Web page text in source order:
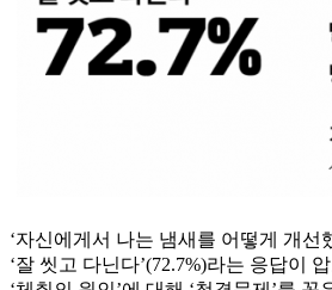
‘자신에게서 나는 냄새를 어떻게 개선
‘잘 씻고 다닌다’(72.7%)라는 응답이